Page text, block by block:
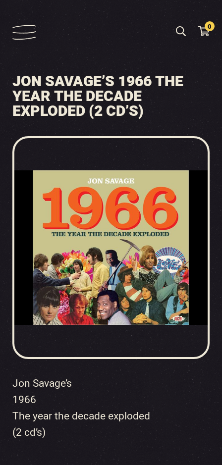
0
JON SAVAGE’S 1966 THE
YEAR THE DECADE
EXPLODED (2 CD’S)
Jon Savage’s
1966
The year the decade exploded
(2 cd’s)